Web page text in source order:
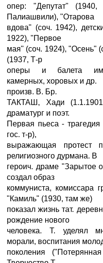
опер: "Депутат"
Палиашвили), "Отарова
вдова" (соч. 1942),
1922), "Первое
мая" (соч. 1924), "Осень"
(1937, Т-р
оперы и балета им/
камерных, хоровых и др.
произв. В. Бр.
ТАКТАШ, Хади
драматург и поэт.
Первая пьеса -
гос. т-р),
выражающая протест
религиозного дурмана. В
героич. драме "Зарытое
создал образ
коммуниста, комиссара
"Камиль" (1930, там же)
показал жизнь тат.
рождение нового
человека. Т. уделял
морали, воспитания
поколения